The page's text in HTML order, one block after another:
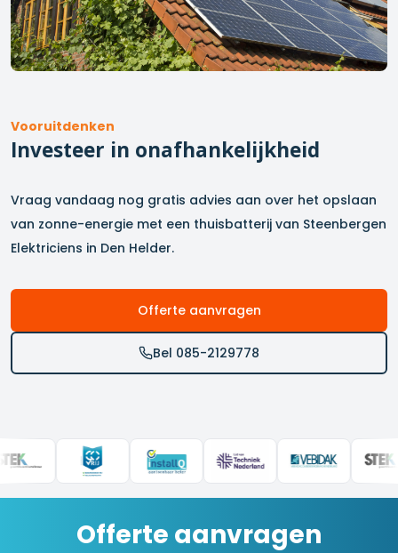
Vooruitdenken
Investeer in onafhankelijkheid
Vraag vandaag nog gratis advies aan over het opslaan
van zonne-energie met een thuisbatterij van Steenbergen
Elektriciens in Den Helder.
Offerte aanvragen
Bel 085-2129778
Offerte aanvragen